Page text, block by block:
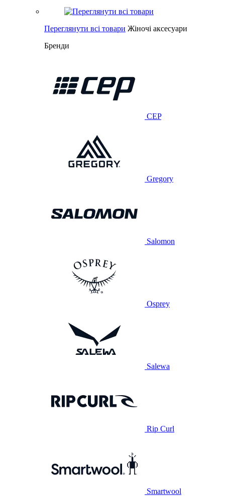
Переглянути всі товари Жіночі аксесуари
Бренди
CEP
Gregory
Salomon
Osprey
Salewa
Rip Curl
Smartwool